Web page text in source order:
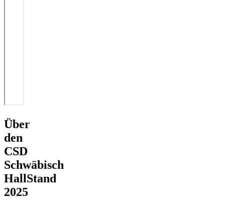
Über
den
CSD
Schwäbisch
HallStand
2025